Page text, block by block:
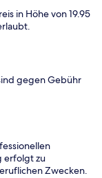
in Höhe von 19.95
gegen Gebühr
erfolgt zu
Zwecken.